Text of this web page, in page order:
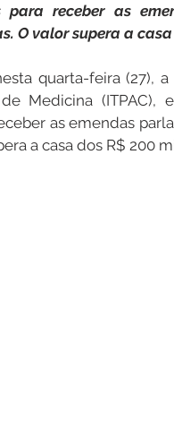
Dengue
Defesa Civil Cheias e
receber as
O valor supera a
quarta-feira (27),
Medicina (ITPAC),
as emendas
a casa dos R$ 200